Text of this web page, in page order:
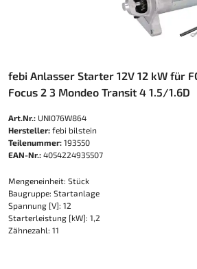
febi Anlasser Starter 12V 12 kW für
Focus 2 3 Mondeo Transit 4 1.5/1.6D
Art.Nr.: UNI076W864
Hersteller: febi bilstein
Teilenummer: 193550
EAN-Nr.: 4054224935507
Mengeneinheit: Stück
Baugruppe: Startanlage
Spannung [V]: 12
Starterleistung [kW]: 1,2
Zähnezahl: 11